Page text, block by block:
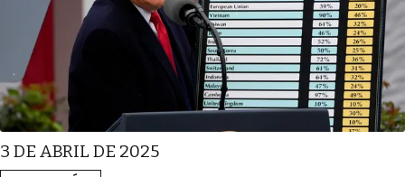
3 DE ABRIL DE 2025